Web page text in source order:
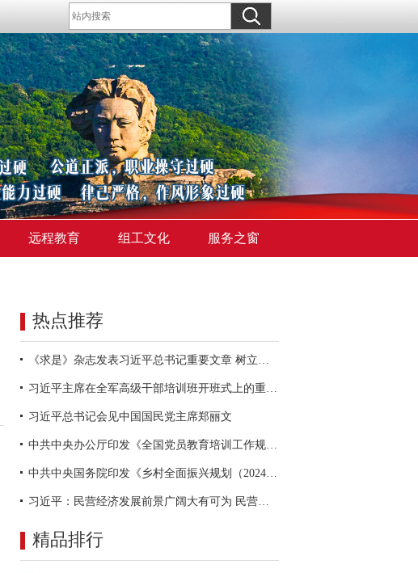
远程教育 组工文化 服务之窗
热点推荐
《求是》杂志发表习近平总书记重要文章 树立和践行正确政绩观
习近平主席在全军高级干部培训班开班式上的重要讲话引领全军开展思想整风、深化政治整训
习近平总书记会见中国国民党主席郑丽文
中共中央办公厅印发《全国党员教育培训工作规划（2024－2028年）》
中共中央国务院印发《乡村全面振兴规划（2024—2027年）》
习近平：民营经济发展前景广阔大有可为 民营企业和民营企业家大显身手正当其时
精品排行